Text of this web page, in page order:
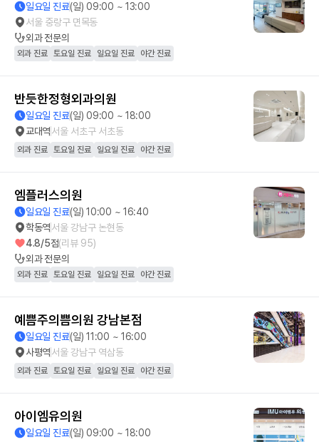
일요일 진료(일) 09:00 ~ 13:00
서울 중랑구 면목동
외과전문의
외과 진료 토요일 진료 일요일 진료 야간 진료
반듯한정형외과의원
일요일 진료(일) 09:00 ~ 18:00
교대역서울 서초구 서초동
외과 진료 토요일 진료 일요일 진료 야간 진료
엠플러스의원
일요일 진료(일) 10:00 ~ 16:40
학동역서울 강남구 논현동
4.8/5점(리뷰 95)
외과전문의
외과 진료 토요일 진료 일요일 진료 야간 진료
예쁨주의쁨의원 강남본점
일요일 진료(일) 11:00 ~ 16:00
사평역서울 강남구 역삼동
외과 진료 토요일 진료 일요일 진료 야간 진료
아이엠유의원
일요일 진료(일) 09:00 ~ 18:00